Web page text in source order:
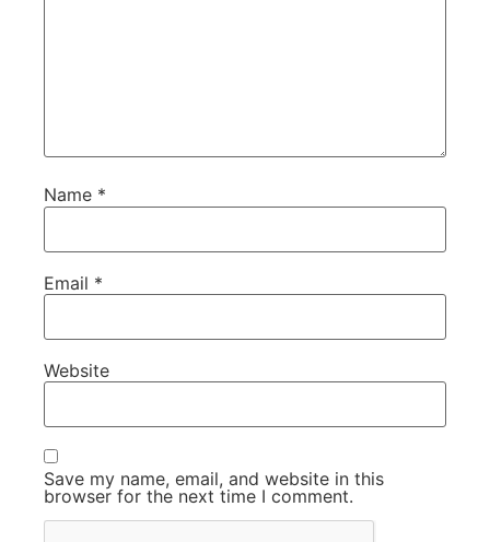
Name *
Email *
Website
Save my name, email, and website in this
browser for the next time I comment.